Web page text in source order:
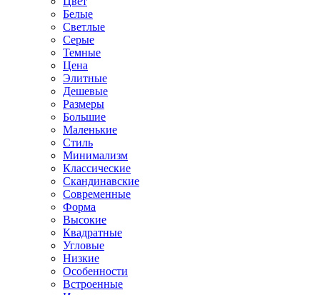
Белые
Светлые
Серые
Темные
Цена
Элитные
Дешевые
Размеры
Большие
Маленькие
Стиль
Минимализм
Классические
Скандинавские
Современные
Форма
Высокие
Квадратные
Угловые
Низкие
Особенности
Встроенные